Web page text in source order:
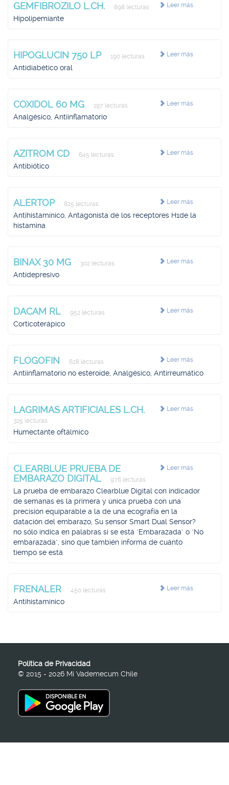
Leer más
GEMFIBROZILO L.CH. 898 lecturas
Hipolipemiante
Leer más
HIPOGLUCIN 750 LP 190 lecturas
Antidiabético oral
Leer más
COXIDOL 60 MG 197 lecturas
Analgésico, Antiinflamatorio
Leer más
AZITROM CD 645 lecturas
Antibiótico
Leer más
ALERTOP 825 lecturas
Antihistamínico, Antagonista de los receptores H1de la
histamina
Leer más
BINAX 30 MG 302 lecturas
Antidepresivo
Leer más
DACAM RL 952 lecturas
Corticoterápico
Leer más
FLOGOFIN 628 lecturas
Antiinflamatorio no esteroide, Analgésico, Antirreumático
Leer más
LAGRIMAS ARTIFICIALES L.CH.
325 lecturas
Humectante oftálmico
Leer más
CLEARBLUE PRUEBA DE
EMBARAZO DIGITAL
976 lecturas
La prueba de embarazo Clearblue Digital con indicador
de semanas es la primera y única prueba con una
precisión equiparable a la de una ecografía en la
datación del embarazo, Su sensor Smart Dual Sensor?
no sólo indica en palabras si se está "Embarazada" o "No
embarazada", sino que también informa de cuánto
tiempo se está
Leer más
FRENALER 450 lecturas
Antihistamínico
Política de Privacidad
© 2015 - 2026 Mi Vademecum Chile